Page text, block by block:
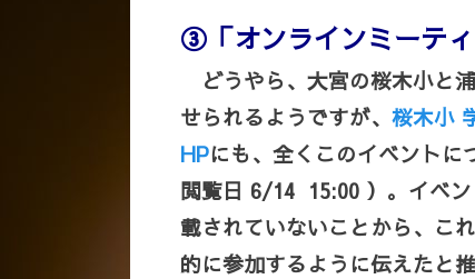
③「オンラインミーテ
どうやら、大宮の桜木小と
せられるようですが、 桜木小
HPにも、全くこのイベント
閲覧日 6/14 15:00 ）。イベ
載されていないことから、こ
的に参加するように伝えたと推